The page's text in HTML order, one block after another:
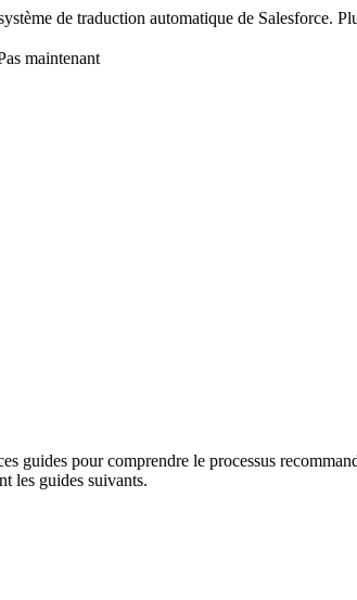
de traduction automatique de Salesforce.
maintenant
guides pour comprendre le processus
les guides suivants.